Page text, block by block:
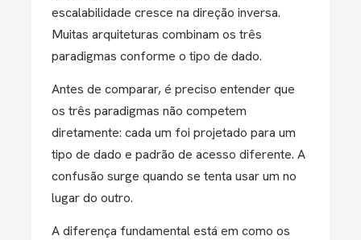
escalabilidade cresce na direção inversa.
Muitas arquiteturas combinam os três
paradigmas conforme o tipo de dado.
Antes de comparar, é preciso entender que
os três paradigmas não competem
diretamente: cada um foi projetado para um
tipo de dado e padrão de acesso diferente. A
confusão surge quando se tenta usar um no
lugar do outro.
A diferença fundamental está em como os